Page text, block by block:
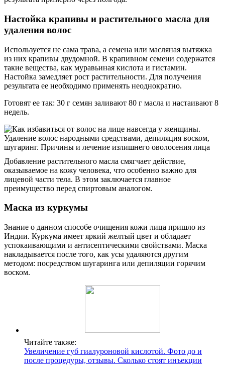
Настойка крапивы и растительного масла для
удаления волос
Используется не сама трава, а семена или масляная вытяжка
из них крапивы двудомной. В крапивном семени содержатся
такие вещества, как муравьиная кислота и гистамин.
Настойка замедляет рост растительности. Для получения
результата ее необходимо применять неоднократно.
Готовят ее так: 30 г семян заливают 80 г масла и настаивают 8
недель.
Добавление растительного масла смягчает действие,
оказываемое на кожу человека, что особенно важно для
лицевой части тела. В этом заключается главное
преимущество перед спиртовым аналогом.
Маска из куркумы
Знание о данном способе очищения кожи лица пришло из
Индии. Куркума имеет яркий желтый цвет и обладает
успокаивающими и антисептическими свойствами. Маска
накладывается после того, как усы удаляются другим
методом: посредством шугаринга или депиляции горячим
воском.
Читайте также:
Увеличение губ гиалуроновой кислотой. Фото до и
после процедуры, отзывы. Сколько стоят инъекции